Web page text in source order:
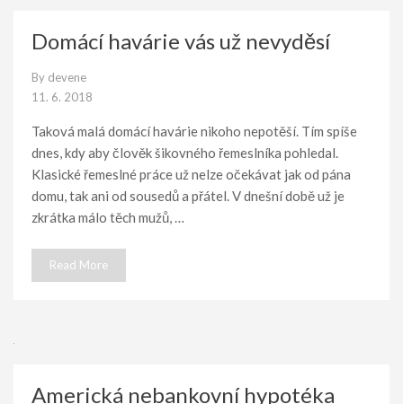
Domácí havárie vás už nevyděsí
By devene
11. 6. 2018
Taková malá domácí havárie nikoho nepotěší. Tím spíše
dnes, kdy aby člověk šikovného řemeslníka pohledal.
Klasické řemeslné práce už nelze očekávat jak od pána
domu, tak ani od sousedů a přátel. V dnešní době už je
zkrátka málo těch mužů, …
Read More
Americká nebankovní hypotéka